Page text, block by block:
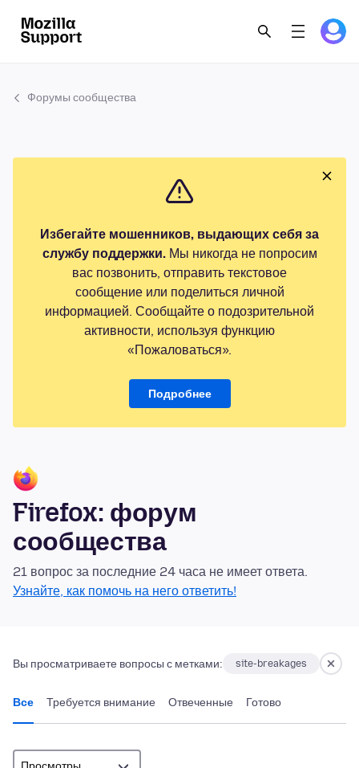
Форумы сообщества
Избегайте мошенников, выдающих себя за
службу поддержки.Мы никогда не попросим
вас позвонить, отправить текстовое
сообщение или поделиться личной
информацией. Сообщайте о подозрительной
активности, используя функцию
«Пожаловаться».
Подробнее
Firefox: форум
сообщества
21 вопрос за последние 24 часа не имеет ответа.
Узнайте, как помочь на него ответить!
Вы просматриваете вопросы с метками: site-breakages
Все Требуется внимание Отвеченные Готово